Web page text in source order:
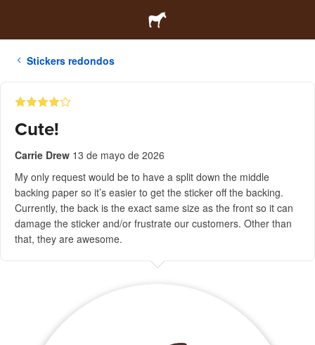
Stickers redondos
Cute!
Carrie Drew 13 de mayo de 2026
My only request would be to have a split down the middle
backing paper so it’s easier to get the sticker off the backing.
Currently, the back is the exact same size as the front so it can
damage the sticker and/or frustrate our customers. Other than
that, they are awesome.